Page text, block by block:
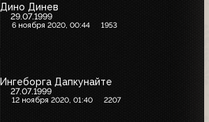
Дино Динев
29.07.1999
6 ноября 2020, 00:44 1953
Ингеборга Дапкунайте
27.07.1999
12 ноября 2020, 01:40 2207